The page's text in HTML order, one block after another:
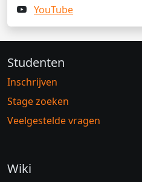
YouTube
Studenten
Inschrijven
Stage zoeken
Veelgestelde vragen
Wiki